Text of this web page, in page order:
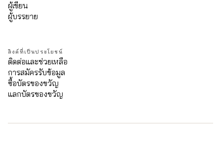
ผู้เขียน
ผู้บรรยาย
ลิงค์ที่เป็นประโยชน์
ติดต่อและช่วยเหลือ
การสมัครรับข้อมูล
ซื้อบัตรของขวัญ
แลกบัตรของขวัญ